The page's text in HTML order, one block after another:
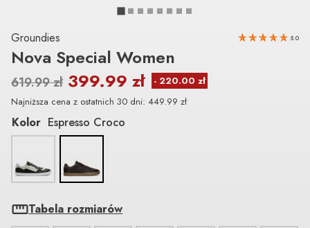
Groundies 5.0
Nova Special Women
619.99zł 399.99 zł
Najniższa cena z ostatnich 30 dni: 449.99 zł
Kolor Espresso Croco
Tabela rozmiarów